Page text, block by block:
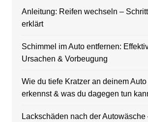
Anleitung: Reifen wechseln –
erklärt
Schimmel im Auto entfernen:
Ursachen & Vorbeugung
Wie du tiefe Kratzer an deinem
erkennst & was du dagegen tun
Lackschäden nach der Autowäsche